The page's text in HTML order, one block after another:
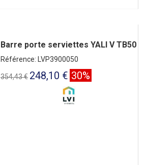
Barre porte serviettes YALI V TB50
Référence: LVP3900050
354,43 € 248,10 € 30%